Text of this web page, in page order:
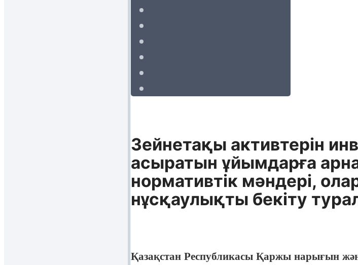
Зейнетақы активтерін
асыратын ұйымдарға
нормативтік мәндері,
нұсқаулықты бекіту
Қазақстан Республикасы Қаржы нарығын